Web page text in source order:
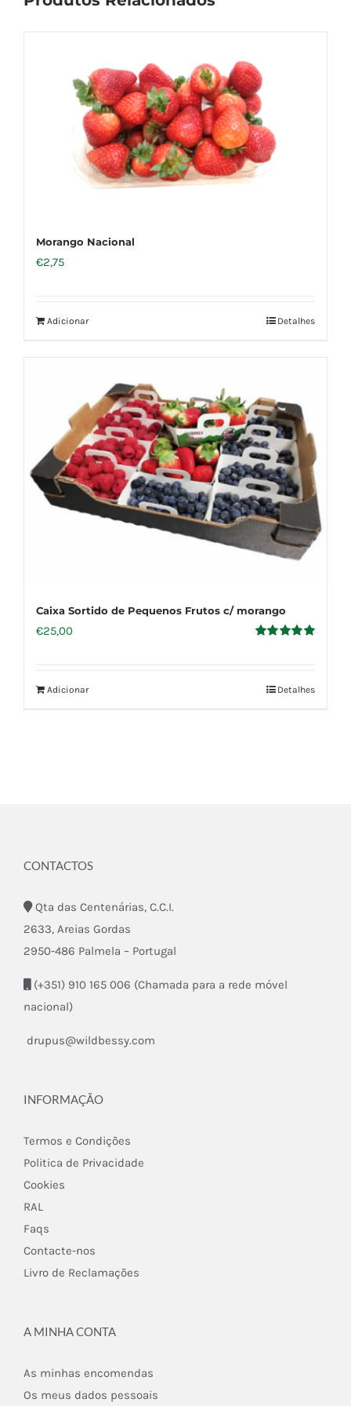
Morango Nacional
€2,75
Adicionar Detalhes
Caixa Sortido de Pequenos Frutos c/ morango
€25,00
Adicionar Detalhes
CONTACTOS
Qta das Centenárias, C.C.I.
2633, Areias Gordas
2950-486 Palmela – Portugal
(+351) 910 165 006 (Chamada para a rede móvel
nacional)
drupus@wildbessy.com
INFORMAÇÃO
Termos e Condições
Politica de Privacidade
Cookies
RAL
Faqs
Contacte-nos
Livro de Reclamações
A MINHA CONTA
As minhas encomendas
Os meus dados pessoais